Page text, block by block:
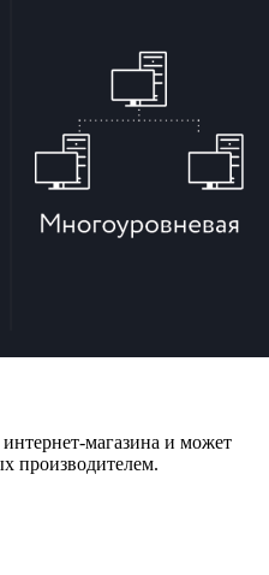
магазина и может
производителем.